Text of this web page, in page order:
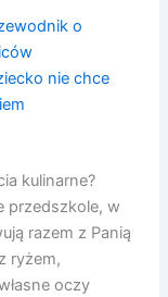
o
nie chce
kulinarne?
przedszkole, w
razem z Panią
ryżem,
oczy